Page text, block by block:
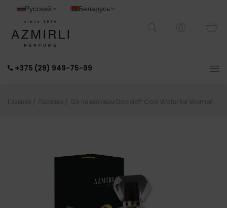
Русский Беларусь
+375 (29) 949-75-99
Главная / Парфюм / 12A по мотивам Davidoff Cool Water for Women